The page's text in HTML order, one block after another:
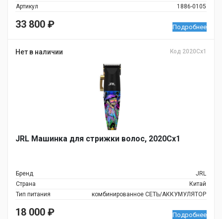
Артикул
1886-0105
33 800 ₽ Подробнее
Нет в наличии Код 2020Cx1
JRL Машинка для стрижки волос, 2020Cx1
Бренд
JRL
Страна
Китай
Тип питания
комбинированное СЕТЬ/АККУМУЛЯТОР
18 000 ₽ Подробнее